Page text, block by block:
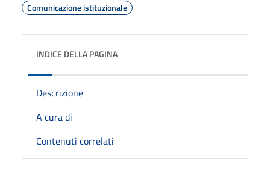
Comunicazione istituzionale
INDICE DELLA PAGINA
Descrizione
A cura di
Contenuti correlati